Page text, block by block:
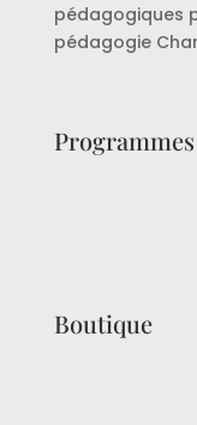
pédagogiques
pédagogie
Boutique